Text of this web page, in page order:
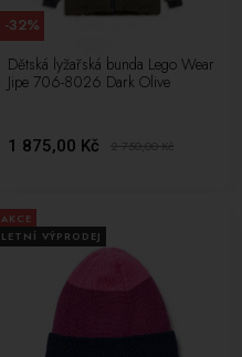
Dětská lyžařská bunda Lego Wear
Jipe 706-8026 Dark Olive
1 875,00 Kč 2 750,00Kč
-32%
AKCE
LETNÍ VÝPRODEJ